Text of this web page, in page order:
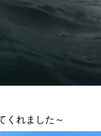
くれました～